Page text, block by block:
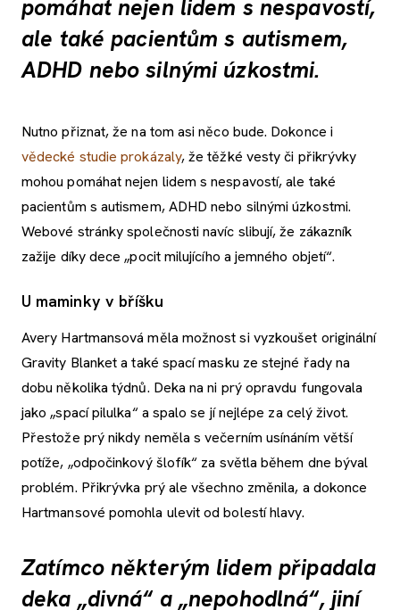
pomáhat nejen lidem s nespavostí,
ale také pacientům s autismem,
ADHD nebo silnými úzkostmi.
Nutno přiznat, že na tom asi něco bude. Dokonce i
vědecké studie prokázaly, že těžké vesty či přikrývky
mohou pomáhat nejen lidem s nespavostí, ale také
pacientům s autismem, ADHD nebo silnými úzkostmi.
Webové stránky společnosti navíc slibují, že zákazník
zažije díky dece „pocit milujícího a jemného objetí“.
U maminky v bříšku
Avery Hartmansová měla možnost si vyzkoušet originální
Gravity Blanket a také spací masku ze stejné řady na
dobu několika týdnů. Deka na ni prý opravdu fungovala
jako „spací pilulka“ a spalo se jí nejlépe za celý život.
Přestože prý nikdy neměla s večerním usínáním větší
potíže, „odpočinkový šlofík“ za světla během dne býval
problém. Přikrývka prý ale všechno změnila, a dokonce
Hartmansové pomohla ulevit od bolestí hlavy.
Zatímco některým lidem připadala
deka „divná“ a „nepohodlná“, jiní